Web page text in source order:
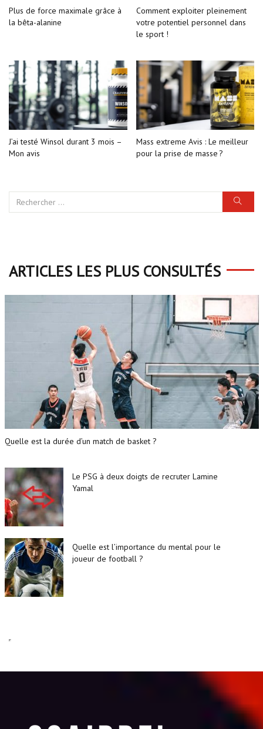
Plus de force maximale grâce à
la bêta-alanine
Comment exploiter pleinement
votre potentiel personnel dans
le sport !
J’ai testé Winsol durant 3 mois –
Mon avis
Mass extreme Avis : Le meilleur
pour la prise de masse ?
ARTICLES LES PLUS CONSULTÉS
Quelle est la durée d’un match de basket ?
Le PSG à deux doigts de recruter Lamine
Yamal
Quelle est l’importance du mental pour le
joueur de football ?